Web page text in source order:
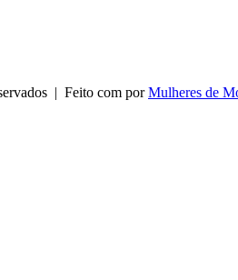
| Feito com porMulheres de